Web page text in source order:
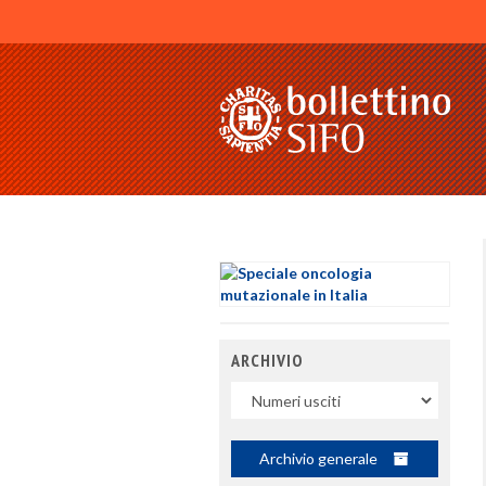
ARCHIVIO
Archivio generale